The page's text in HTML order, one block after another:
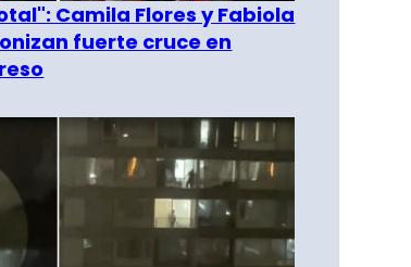
Camila Flores y Fabiola
fuerte cruce en